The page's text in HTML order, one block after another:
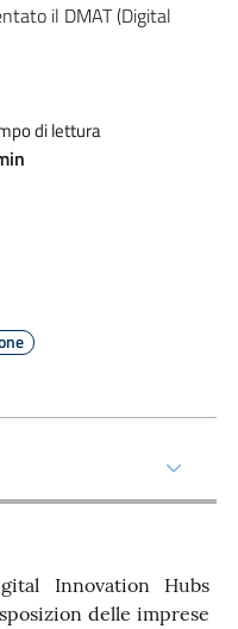
il DMAT (Digital
di lettura
Innovation Hubs
delle imprese